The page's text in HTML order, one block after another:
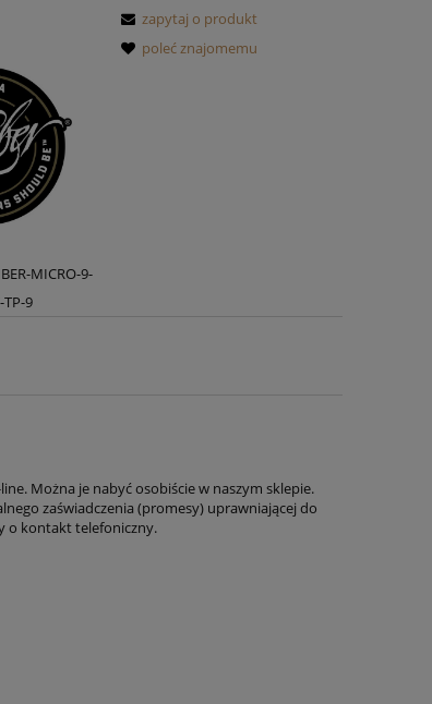
MICRO-9-
TP-9
zapytaj o produkt
poleć znajomemu
Można je nabyć osobiście w naszym sklepie.
zaświadczenia (promesy) uprawniającej do
o kontakt telefoniczny.